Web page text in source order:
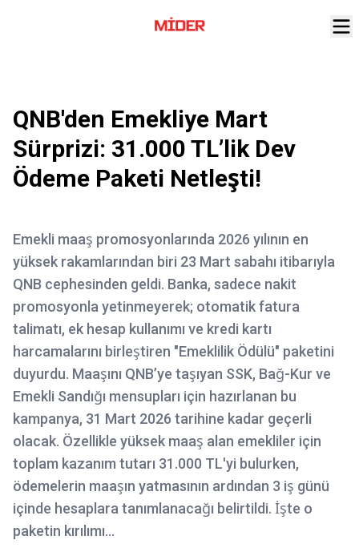
QNB'den Emekliye Mart
Sürprizi: 31.000 TL’lik Dev
Ödeme Paketi Netleşti!
Emekli maaş promosyonlarında 2026 yılının en
yüksek rakamlarından biri 23 Mart sabahı itibarıyla
QNB cephesinden geldi. Banka, sadece nakit
promosyonla yetinmeyerek; otomatik fatura
talimatı, ek hesap kullanımı ve kredi kartı
harcamalarını birleştiren "Emeklilik Ödülü" paketini
duyurdu. Maaşını QNB’ye taşıyan SSK, Bağ-Kur ve
Emekli Sandığı mensupları için hazırlanan bu
kampanya, 31 Mart 2026 tarihine kadar geçerli
olacak. Özellikle yüksek maaş alan emekliler için
toplam kazanım tutarı 31.000 TL'yi bulurken,
ödemelerin maaşın yatmasının ardından 3 iş günü
içinde hesaplara tanımlanacağı belirtildi. İşte o
paketin kırılımı...